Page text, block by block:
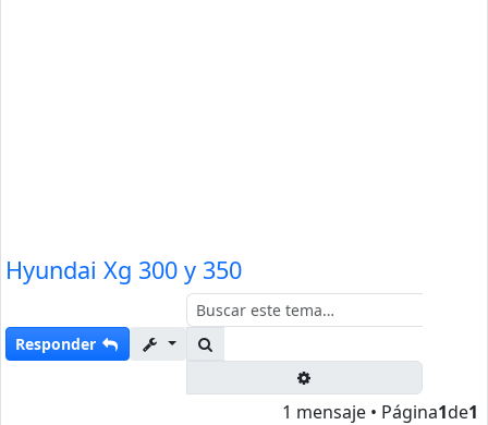
Hyundai Xg 300 y 350
Responder
1 mensaje • Página1de1